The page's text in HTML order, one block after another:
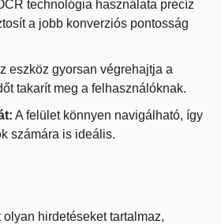
technológia használata precíz
a jobb konverziós pontosság
eszköz gyorsan végrehajtja a
takarít meg a felhasználóknak.
A felület könnyen navigálható, így
számára is ideális.
olyan hirdetéseket tartalmaz,